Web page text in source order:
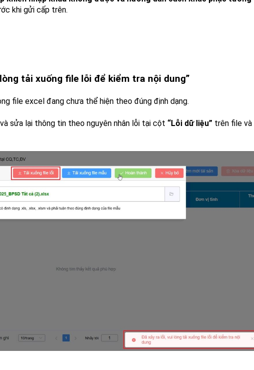
khi gửi cấp trên.
tải xuống file lỗi để kiểm tra nội dung”
file excel đang chưa thể hiện theo đúng định dạng.
sửa lại thông tin theo nguyên nhân lỗi tại cột “Lỗi dữ liệu” trên file và